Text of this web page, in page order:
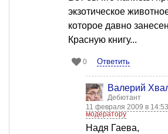
экзотическое
которое давно
Красную книгу...
0 Ответить
Валерий
Дебютант
11 февраля 2009 в 14:53
модератору
Надя Гаева,